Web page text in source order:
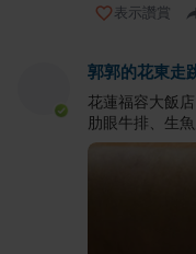
表示讚賞
郭郭的花東走
花蓮福容大飯
肋眼牛排、生